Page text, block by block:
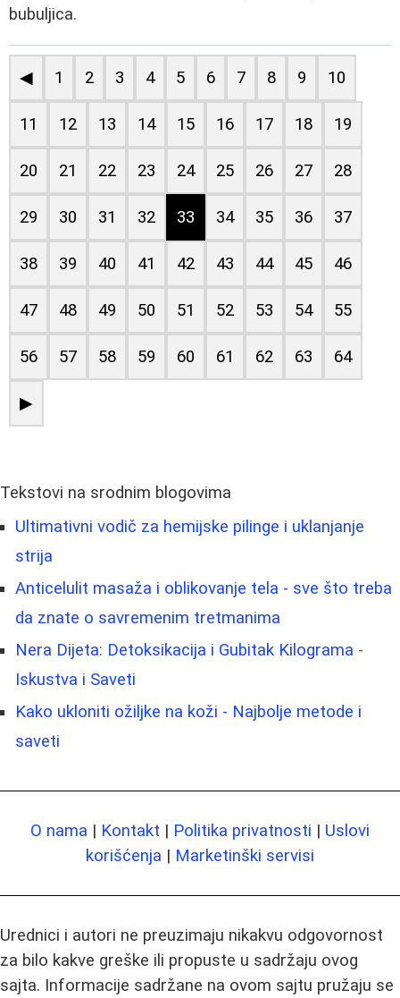
bubuljica.
◀ 1 2 3 4 5 6 7 8 9 10
11 12 13 14 15 16 17 18 19
20 21 22 23 24 25 26 27 28
29 30 31 32 33 34 35 36 37
38 39 40 41 42 43 44 45 46
47 48 49 50 51 52 53 54 55
56 57 58 59 60 61 62 63 64
▶
Tekstovi na srodnim blogovima
Ultimativni vodič za hemijske pilinge i uklanjanje
strija
Anticelulit masaža i oblikovanje tela - sve što treba
da znate o savremenim tretmanima
Nera Dijeta: Detoksikacija i Gubitak Kilograma -
Iskustva i Saveti
Kako ukloniti ožiljke na koži - Najbolje metode i
saveti
O nama | Kontakt | Politika privatnosti | Uslovi
korišćenja | Marketinški servisi
Urednici i autori ne preuzimaju nikakvu odgovornost
za bilo kakve greške ili propuste u sadržaju ovog
sajta. Informacije sadržane na ovom sajtu pružaju se